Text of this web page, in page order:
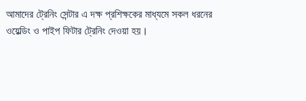
আমাদের ট্রেনিং সেন্টার এ দক্ষ প্রশিক্ষকের মাধ্যমে সকল ধরনের
ওয়েল্ডিং ও পাইপ ফিটার ট্রেনিং দেওয়া হয়।